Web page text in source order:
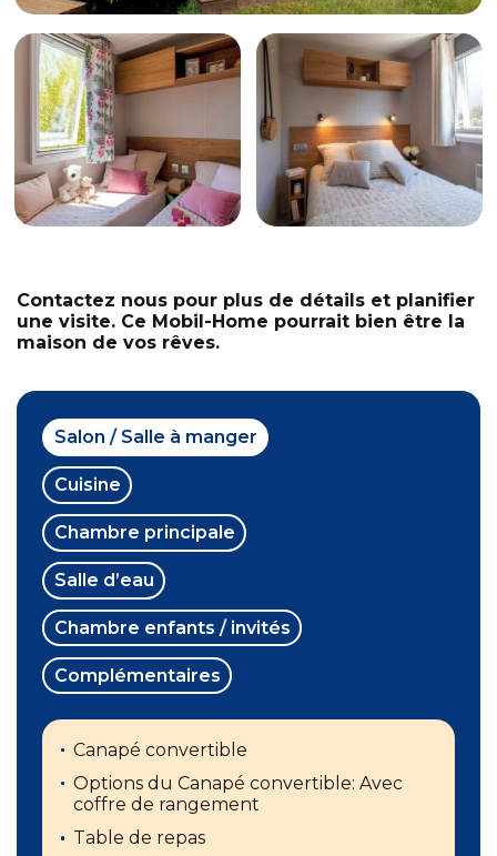
Contactez nous pour plus de détails et planifier
une visite. Ce Mobil-Home pourrait bien être la
maison de vos rêves.
Salon / Salle à manger
Cuisine
Chambre principale
Salle d’eau
Chambre enfants / invités
Complémentaires
Canapé convertible
Options du Canapé convertible: Avec
coffre de rangement
Table de repas